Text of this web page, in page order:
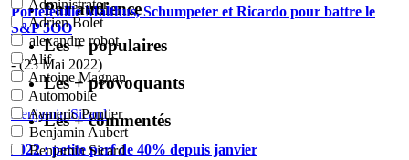
Administrator
Adrien Bolet
alexandre robot
Alif
Antoine Magnan
Automobile
Aymeric Pontier
Benjamin Aubert
Benjamin Sicard
Par audience
Les + populaires
Les + provoquants
Les + commentés
Portefeuille Malthus, Schumpeter et Ricardo pour battre le
S&P 5OO
- (23 Mai 2022)
Benjamin Sicard:
2022 : petite perf de 40% depuis janvier